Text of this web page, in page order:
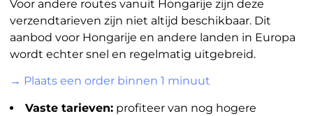
Voor andere routes vanuit Hongarije zijn deze
verzendtarieven zijn niet altijd beschikbaar. Dit
aanbod voor Hongarije en andere landen in Europa
wordt echter snel en regelmatig uitgebreid.
→ Plaats een order binnen 1 minuut
Vaste tarieven:profiteer van nog hogere